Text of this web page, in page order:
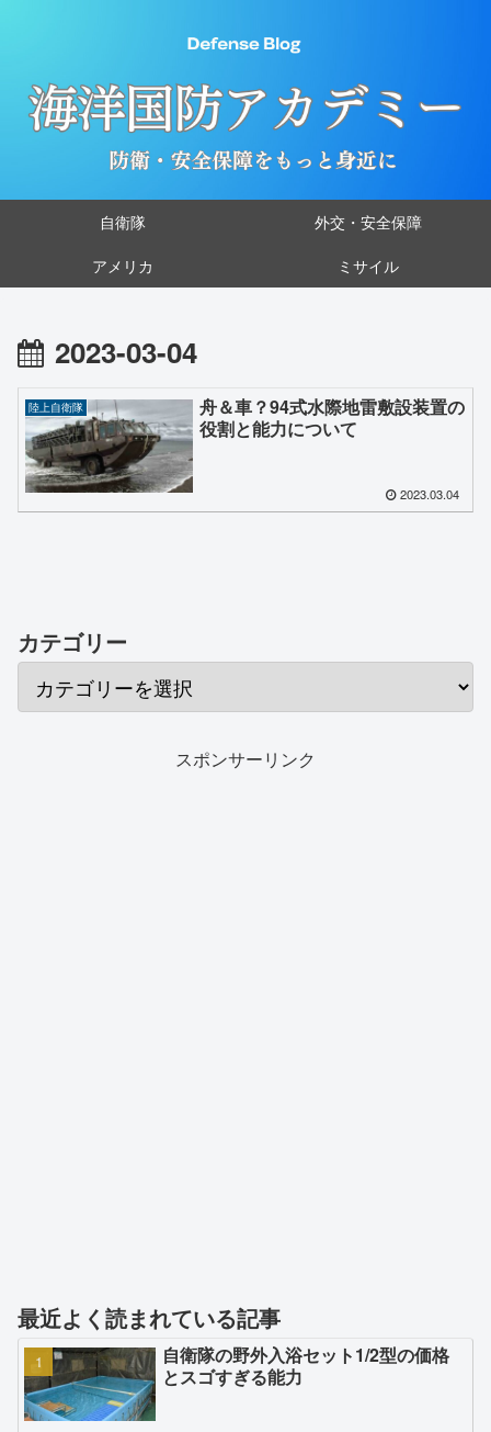
自衛隊
外交・安全保障
アメリカ
ミサイル
2023-03-04
陸上自衛隊
舟＆車？94式水際地雷敷設装置の
役割と能力について
2023.03.04
カテゴリー
スポンサーリンク
最近よく読まれている記事
自衛隊の野外入浴セット1/2型の価格
とスゴすぎる能力